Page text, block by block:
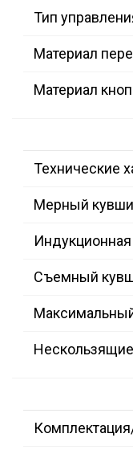
Тип
Материал
Материал
Технические
Мерный
Съемный